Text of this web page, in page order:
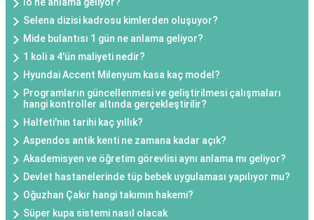
Selena dizisi kadrosu kimlerden oluşuyor?
Mide bulantısı 1 gün ne anlama geliyor?
1 koli a 4'ün maliyeti nedir?
Hyundai Accent Milenyum kasa kaç model?
Programların güncellenmesi ve geliştirilmesi çalışmaları
hangi kontroller altında gerçekleştirilir?
Halfeti'nin tarihi kaç yıllık?
Aspendos antik kenti ne zamana kadar açık?
Akademisyen ve öğretim görevlisi aynı anlama mı geliyor?
Devlet hastanelerinde tüp bebek uygulaması yapılıyor mu?
Oğuzhan Çakır hangi takımın hakemi?
Süper kupa sistemi nasıl olacak